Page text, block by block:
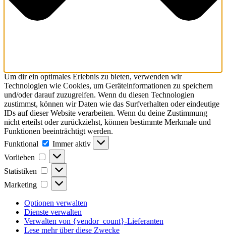
Um dir ein optimales Erlebnis zu bieten, verwenden wir
Technologien wie Cookies, um Geräteinformationen zu speichern
und/oder darauf zuzugreifen. Wenn du diesen Technologien
zustimmst, können wir Daten wie das Surfverhalten oder eindeutige
IDs auf dieser Website verarbeiten. Wenn du deine Zustimmung
nicht erteilst oder zurückziehst, können bestimmte Merkmale und
Funktionen beeinträchtigt werden.
Funktional
Funktional
Immer aktiv
Vorlieben
Vorlieben
Statistiken Statistiken
Marketing Marketing
Optionen verwalten
Dienste verwalten
Verwalten von {vendor_count}-Lieferanten
Lese mehr über diese Zwecke